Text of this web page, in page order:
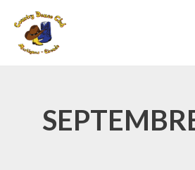
contenu